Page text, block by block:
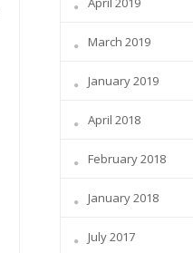
March 2019
January 2019
April 2018
February 2018
January 2018
July 2017